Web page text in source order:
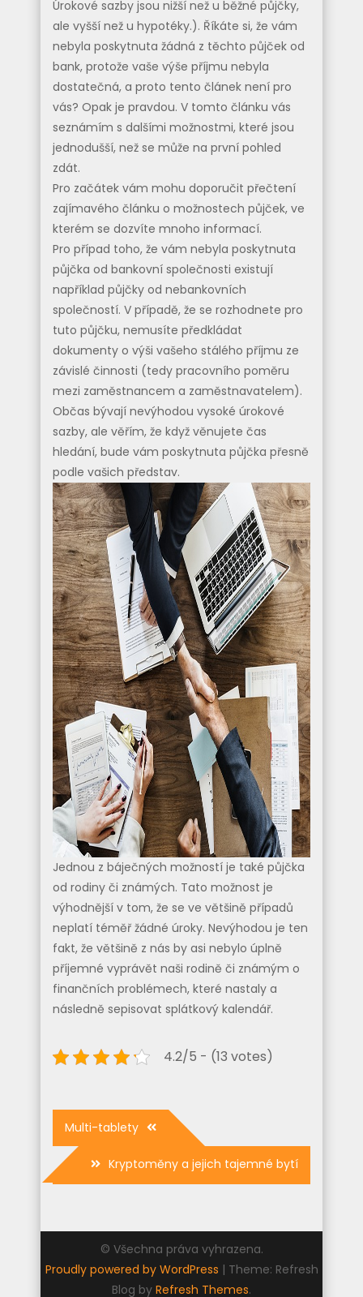
Úrokové sazby jsou nižší než u běžné půjčky,
ale vyšší než u hypotéky.). Říkáte si, že vám
nebyla poskytnuta žádná z těchto půjček od
bank, protože vaše výše příjmu nebyla
dostatečná, a proto tento článek není pro
vás? Opak je pravdou. V tomto článku vás
seznámím s dalšími možnostmi, které jsou
jednodušší, než se může na první pohled
zdát.
Pro začátek vám mohu doporučit přečtení
zajímavého článku o možnostech půjček, ve
kterém se dozvíte mnoho informací.
Pro případ toho, že vám nebyla poskytnuta
půjčka od bankovní společnosti existují
například půjčky od nebankovních
společností. V případě, že se rozhodnete pro
tuto půjčku, nemusíte předkládat
dokumenty o výši vašeho stálého příjmu ze
závislé činnosti (tedy pracovního poměru
mezi zaměstnancem a zaměstnavatelem).
Občas bývají nevýhodou vysoké úrokové
sazby, ale věřím, že když věnujete čas
hledání, bude vám poskytnuta půjčka přesně
podle vašich představ.
Jednou z báječných možností je také půjčka
od rodiny či známých. Tato možnost je
výhodnější v tom, že se ve většině případů
neplatí téměř žádné úroky. Nevýhodou je ten
fakt, že většině z nás by asi nebylo úplně
příjemné vyprávět naši rodině či známým o
finančních problémech, které nastaly a
následně sepisovat splátkový kalendář.
4.2/5 - (13 votes)
Navigace
pro
příspěvek
Multi-tablety
Kryptoměny a jejich tajemné bytí
© Všechna práva vyhrazena.
Proudly powered by WordPress | Theme: Refresh
Blog by Refresh Themes.